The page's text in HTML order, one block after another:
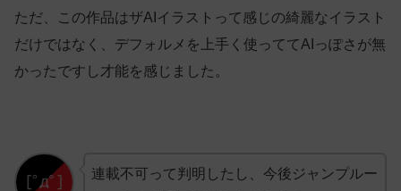
ただ、この作品はザAIイラストって感じの綺麗なイラスト
だけではなく、デフォルメを上手く使っててAIっぽさが無
かったですし才能を感じました。
連載不可って判明したし、今後ジャンプルー